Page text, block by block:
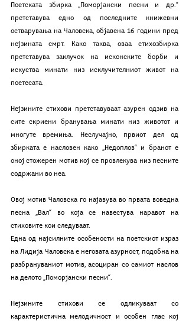
Поетската збирка „Поморјански песни и др.“
претставува едно од последните книжевни
остварувања на Чаловска, објавена 16 години пред
нејзината смрт. Како таква, оваа стихозбирка
претставува заклучок на исконските борби и
искуства минати низ исклучителниот живот на
поетeсата.
Нејзините стихови претставуваат азурен одзив на
сите скриени бранувања минати низ животот и
многуте времиња. Неслучајно, првиот дел од
збирката е насловен како „Недоплов“ и бранот е
оној стожерен мотив кој се провлекува низ песните
содржани во неа.
Овој мотив Чаловска го најавува во првата воведна
песна „Вал“ во која се навестува наравот на
стиховите кои следуваат.
Една од најсилните особености на поетскиот израз
на Лидија Чаловска е неговата азурност, подобна на
разбрануваниот мотив, асоциран со самиот наслов
на делото „Поморјански песни“.
Нејзините стихови се одликуваат со
карактеристична мелодичност и особен глас кој